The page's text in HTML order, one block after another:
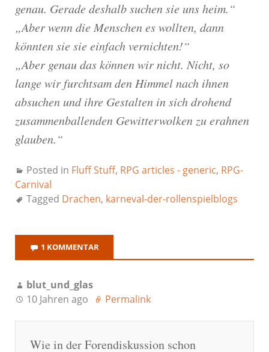
genau. Gerade deshalb suchen sie uns heim.“
„Aber wenn die Menschen es wollten, dann
könnten sie sie einfach vernichten!“
„Aber genau das können wir nicht. Nicht, so
lange wir furchtsam den Himmel nach ihnen
absuchen und ihre Gestalten in sich drohend
zusammenballenden Gewitterwolken zu erahnen
glauben.“
Posted in Fluff Stuff, RPG articles - generic, RPG-
Carnival
Tagged Drachen, karneval-der-rollenspielblogs
1 KOMMENTAR
blut_und_glas
10 Jahren ago
Permalink
Wie in der Forendiskussion schon